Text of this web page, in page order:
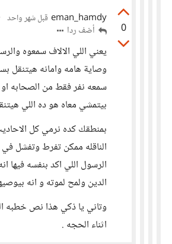
0
eman_hamdy قبل شهر واحد
أضف ردا
يعني اللي الالاف سمعوه
وصاية هامه وامانه هيتنقل
سمعه نفر فقط من الصحابه
بيتمشي معاه هو ده اللي
بمنطقك كده نرمي كل
الناقله ممكن تفرط وتفشل
الرسول اللي اكد بنفسه فيها
الدين ولمح لموته و انه
وتاني يا ذكي هذا نص خطبه
اثناء الحجه .